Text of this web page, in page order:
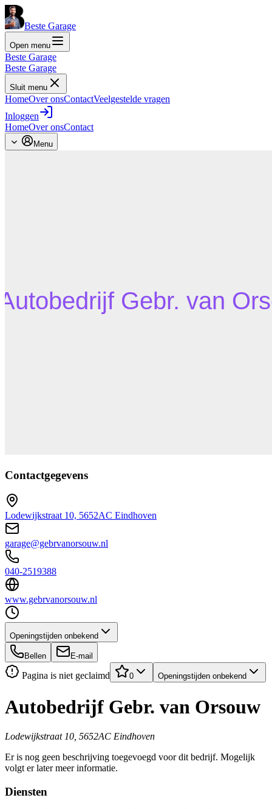
Beste Garage
Open menu
Beste Garage
Beste Garage
Sluit menu
HomeOver onsContactVeelgestelde vragen
Inloggen
HomeOver onsContact
Menu
Contactgegevens
Lodewijkstraat 10, 5652AC Eindhoven
garage@gebrvanorsouw.nl
040-2519388
www.gebrvanorsouw.nl
Openingstijden onbekend
Bellen E-mail
Pagina is niet geclaimd 0 Openingstijden onbekend
Autobedrijf Gebr. van Orsouw
Lodewijkstraat 10, 5652AC Eindhoven
Er is nog geen beschrijving toegevoegd voor dit bedrijf. Mogelijk
volgt er later meer informatie.
Diensten